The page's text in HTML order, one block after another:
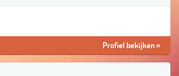
Profiel bekijken»